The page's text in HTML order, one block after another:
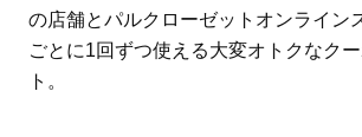
の店舗とパルクローゼットオンライン
ごとに1回ずつ使える大変オトクなク
ト。